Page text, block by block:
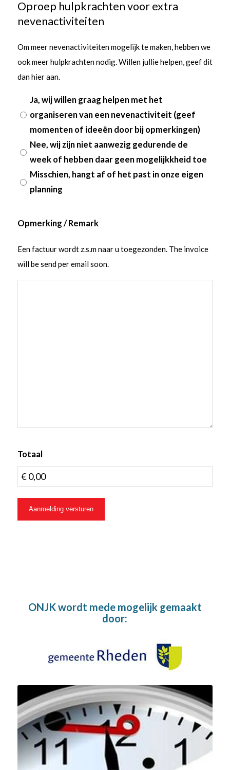
Oproep hulpkrachten voor extra
nevenactiviteiten
Om meer nevenactiviteiten mogelijk te maken, hebben we
ook meer hulpkrachten nodig. Willen jullie helpen, geef dit
dan hier aan.
Ja, wij willen graag helpen met het
organiseren van een nevenactiviteit (geef
momenten of ideeën door bij opmerkingen)
Nee, wij zijn niet aanwezig gedurende de
week of hebben daar geen mogelijkkheid toe
Misschien, hangt af of het past in onze eigen
planning
Opmerking / Remark
Een factuur wordt z.s.m naar u toegezonden. The invoice
will be send per email soon.
Totaal
ONJK wordt mede mogelijk gemaakt
door: